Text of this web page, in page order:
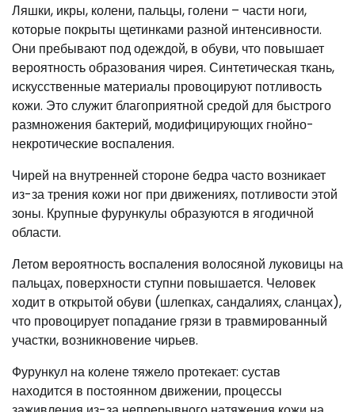
Ляшки, икры, колени, пальцы, голени – части ноги,
которые покрыты щетинками разной интенсивности.
Они пребывают под одеждой, в обуви, что повышает
вероятность образования чирея. Синтетическая ткань,
искусственные материалы провоцируют потливость
кожи. Это служит благоприятной средой для быстрого
размножения бактерий, модифицирующих гнойно-
некротические воспаления.
Чирей на внутренней стороне бедра часто возникает
из-за трения кожи ног при движениях, потливости этой
зоны. Крупные фурункулы образуются в ягодичной
области.
Летом вероятность воспаления волосяной луковицы на
пальцах, поверхности ступни повышается. Человек
ходит в открытой обуви (шлепках, сандалиях, сланцах),
что провоцирует попадание грязи в травмированный
участки, возникновение чирьев.
Фурункул на колене тяжело протекает: сустав
находится в постоянном движении, процессы